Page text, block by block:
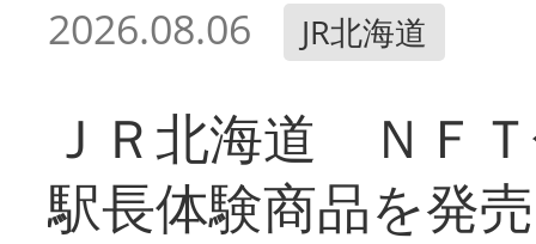
2026.08.06 JR北海道
ＪＲ北海道 ＮＦ
駅長体験商品を発売